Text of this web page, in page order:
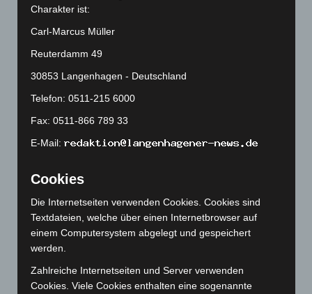
Oktober 2024(93)
September 2024(112)
August 2024(107)
Juli 2024 (89)
Juni 2024 (107)
Mai 2024(149)
April 2024
(102)
Februar 2024
Januar 2024(111)
Dezember 2023(130)
November 2023(130)
September 2023(133)
Charakter ist:
Carl-Marcus Müller
Reuterdamm 49
30853 Langenhagen - Deutschland
Telefon: 0511-215 6000
Fax: 0511-866 789 33
E-Mail:
Cookies
Die Internetseiten verwenden Cookies. Cookies sind
Textdateien, welche über einen Internetbrowser auf
einem Computersystem abgelegt und gespeichert
werden.
Zahlreiche Internetseiten und Server verwenden
Cookies. Viele Cookies enthalten eine sogenannte